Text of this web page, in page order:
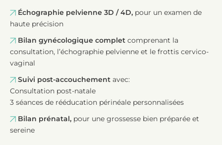
Échographie pelvienne 3D / 4D, pour un examen de
haute précision
Bilan gynécologique complet comprenant la
consultation, l’échographie pelvienne et le frottis cervico-
vaginal
Suivi post-accouchement avec:
Consultation post-natale
3 séances de rééducation périnéale personnalisées
Bilan prénatal, pour une grossesse bien préparée et
sereine